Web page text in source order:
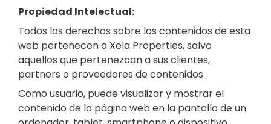
Propiedad Intelectual:
Todos los derechos sobre los contenidos de esta
web pertenecen a Xela Properties, salvo
aquellos que pertenezcan a sus clientes,
partners o proveedores de contenidos.
Como usuario, puede visualizar y mostrar el
contenido de la página web en la pantalla de un